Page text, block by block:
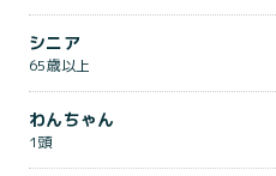
シニア
65歳以上
わんちゃん
1頭